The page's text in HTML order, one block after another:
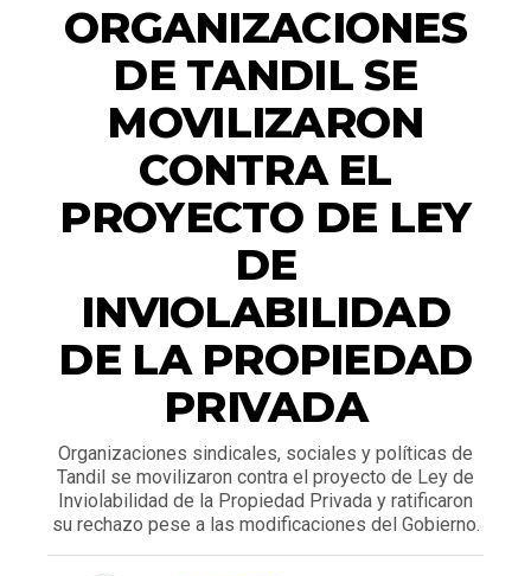
ORGANIZACIONES
DE TANDIL SE
MOVILIZARON
CONTRA EL
PROYECTO DE LEY
DE
INVIOLABILIDAD
DE LA PROPIEDAD
PRIVADA
Organizaciones sindicales, sociales y políticas de
Tandil se movilizaron contra el proyecto de Ley de
Inviolabilidad de la Propiedad Privada y ratificaron
su rechazo pese a las modificaciones del Gobierno.